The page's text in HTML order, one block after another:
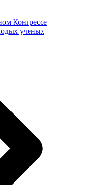
Конгрессе
ученых